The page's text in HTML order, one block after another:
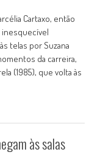
Cartaxo, então
inesquecível
telas por Suzana
da carreira,
(1985), que volta às
às salas